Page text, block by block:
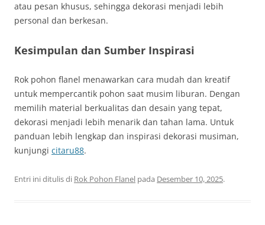
atau pesan khusus, sehingga dekorasi menjadi lebih
personal dan berkesan.
Kesimpulan dan Sumber Inspirasi
Rok pohon flanel menawarkan cara mudah dan kreatif
untuk mempercantik pohon saat musim liburan. Dengan
memilih material berkualitas dan desain yang tepat,
dekorasi menjadi lebih menarik dan tahan lama. Untuk
panduan lebih lengkap dan inspirasi dekorasi musiman,
kunjungi citaru88.
Entri ini ditulis di Rok Pohon Flanel pada Desember 10, 2025.